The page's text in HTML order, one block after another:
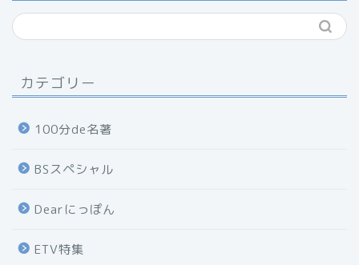
カテゴリー
100分de名著
BSスペシャル
Dearにっぽん
ETV特集